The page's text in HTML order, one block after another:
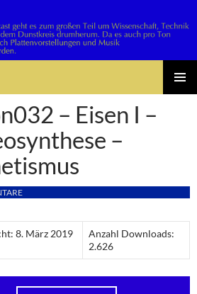
– Eisen I –
–
8. März 2019
Anzahl Downloads:
2.626